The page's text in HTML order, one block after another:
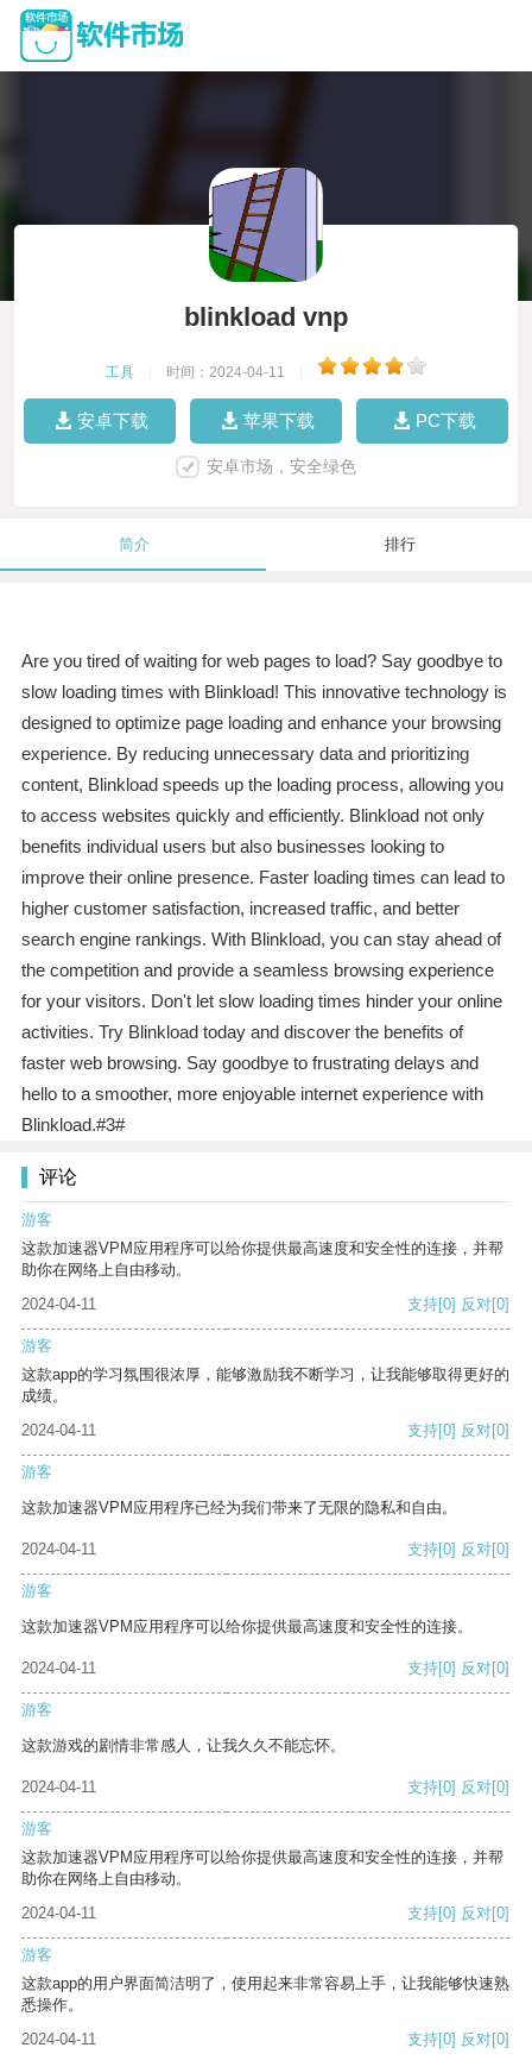
blinkload vnp
工具 时间：2024-04-11
安卓下载 苹果下载 PC下载
安卓市场，安全绿色
简介 排行
Are you tired of waiting for web pages to load? Say goodbye to
slow loading times with Blinkload! This innovative technology is
designed to optimize page loading and enhance your browsing
experience. By reducing unnecessary data and prioritizing
content, Blinkload speeds up the loading process, allowing you
to access websites quickly and efficiently. Blinkload not only
benefits individual users but also businesses looking to
improve their online presence. Faster loading times can lead to
higher customer satisfaction, increased traffic, and better
search engine rankings. With Blinkload, you can stay ahead of
the competition and provide a seamless browsing experience
for your visitors. Don't let slow loading times hinder your online
activities. Try Blinkload today and discover the benefits of
faster web browsing. Say goodbye to frustrating delays and
hello to a smoother, more enjoyable internet experience with
Blinkload.#3#
评论
游客
这款加速器VPM应用程序可以给你提供最高速度和安全性的连接，并帮
助你在网络上自由移动。
2024-04-11
支持[0] 反对[0]
游客
这款app的学习氛围很浓厚，能够激励我不断学习，让我能够取得更好的
成绩。
2024-04-11
支持[0] 反对[0]
游客
这款加速器VPM应用程序已经为我们带来了无限的隐私和自由。
2024-04-11 支持[0] 反对[0]
游客
这款加速器VPM应用程序可以给你提供最高速度和安全性的连接。
2024-04-11 支持[0] 反对[0]
游客
这款游戏的剧情非常感人，让我久久不能忘怀。
2024-04-11 支持[0] 反对[0]
游客
这款加速器VPM应用程序可以给你提供最高速度和安全性的连接，并帮
助你在网络上自由移动。
2024-04-11
支持[0] 反对[0]
游客
这款app的用户界面简洁明了，使用起来非常容易上手，让我能够快速熟
悉操作。
2024-04-11
支持[0] 反对[0]